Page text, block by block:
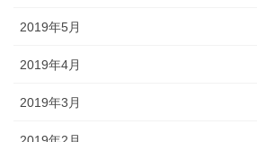
2019年5月
2019年4月
2019年3月